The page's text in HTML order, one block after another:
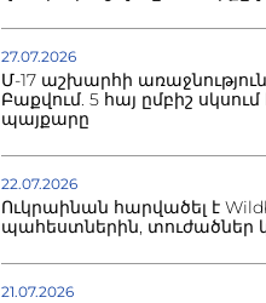
27.07.2026
Մ-17 աշխարհի
Բաքվում. 5 հայ ըմբիշ սկսում
պայքարը
22.07.2026
Ուկրաինան հարվածել է
պահեստներին, տուժածներ
21.07.2026